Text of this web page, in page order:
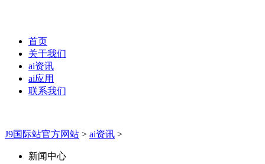
首页
关于我们
ai资讯
ai应用
联系我们
J9国际站官方网站 > ai资讯 >
新闻中心